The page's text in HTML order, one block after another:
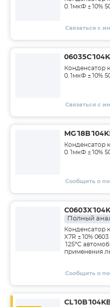
0.1мкФ ±10%
Связаться с
Конденсатор
0.1мкФ ±10%
Связаться с
Конденсатор
0.1мкФ ±10%
Сообщить о
Полный
Конденсатор
X7R ±10%
125°C
применения
Сообщить о